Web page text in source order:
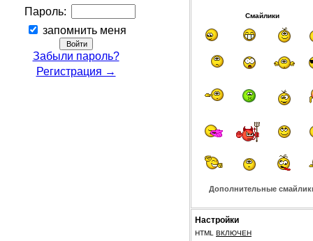
Пароль:
запомнить меня
Забыли пароль?
Регистрация →
Смайлики
Дополнительные
Настройки
HTML ВКЛЮЧЕН